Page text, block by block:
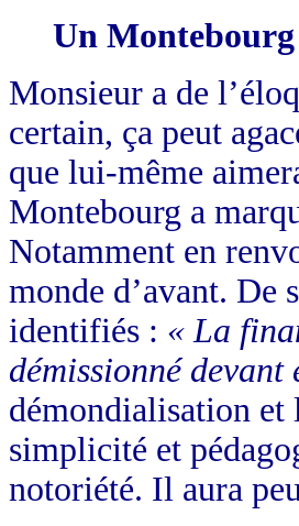
Un Montebourg
Monsieur a de
certain, ça peut
que lui-même
Montebourg a
Notamment en
monde d’avant. De
identifiés : « La
démissionné devant
démondialisation et
simplicité et
notoriété. Il aura